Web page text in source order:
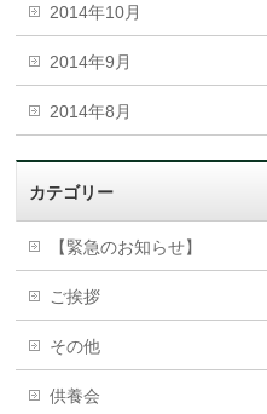
2014年10月
2014年9月
2014年8月
カテゴリー
【緊急のお知らせ】
ご挨拶
その他
供養会